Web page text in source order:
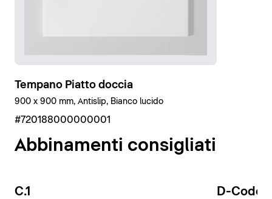
Tempano Piatto doccia
900 x 900 mm, Antislip, Bianco lucido
#720188000000001
Abbinamenti consigliati
C.1 D-Code